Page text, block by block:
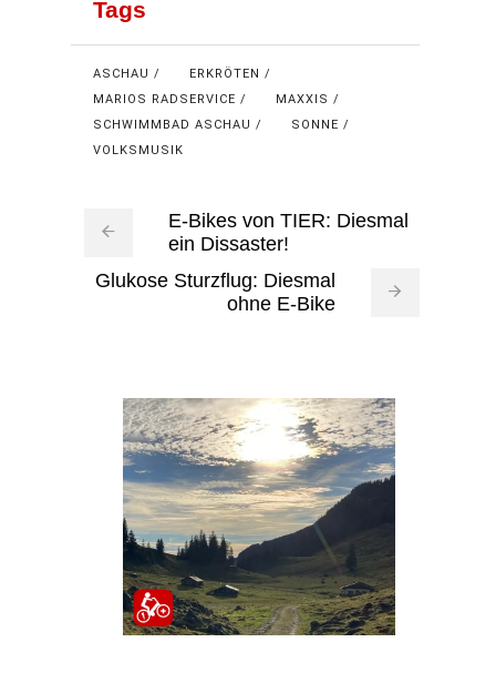
Tags
ASCHAU
ERKRÖTEN
MARIOS RADSERVICE
MAXXIS
SCHWIMMBAD ASCHAU
SONNE
VOLKSMUSIK
E-Bikes von TIER: Diesmal
ein Dissaster!
Glukose Sturzflug: Diesmal
ohne E-Bike